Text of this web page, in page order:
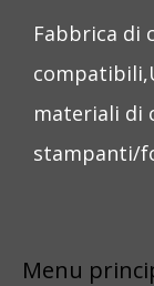
Fabbrica di
materiali di
stampanti/
Menu